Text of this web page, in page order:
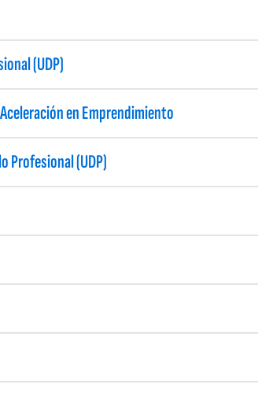
(UDP)
en Emprendimiento
Profesional (UDP)